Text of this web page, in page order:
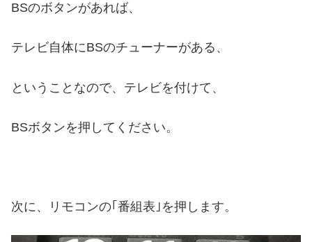
BSのボタンがあれば、
テレビ自体にBSのチューナーがある、
ということなので、テレビを付けて、
BSボタンを押してください。
次に、リモコンの｢番組表｣を押します。